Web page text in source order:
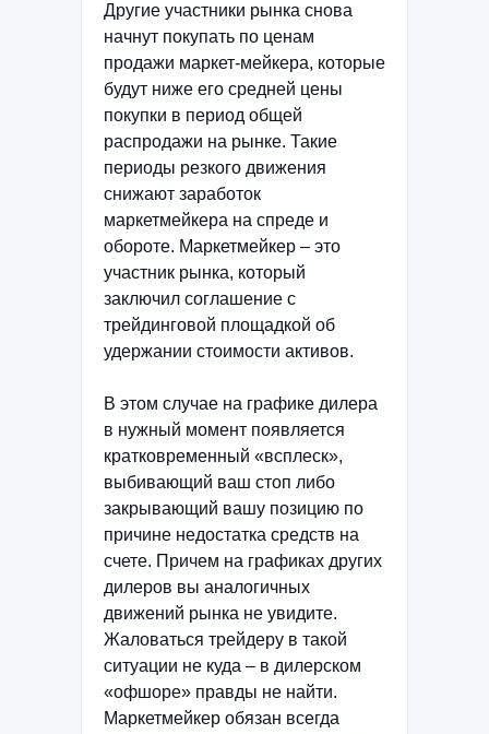
Другие участники рынка снова
начнут покупать по ценам
продажи маркет-мейкера, которые
будут ниже его средней цены
покупки в период общей
распродажи на рынке. Такие
периоды резкого движения
снижают заработок
маркетмейкера на спреде и
обороте. Маркетмейкер – это
участник рынка, который
заключил соглашение с
трейдинговой площадкой об
удержании стоимости активов.
В этом случае на графике дилера
в нужный момент появляется
кратковременный «всплеск»,
выбивающий ваш стоп либо
закрывающий вашу позицию по
причине недостатка средств на
счете. Причем на графиках других
дилеров вы аналогичных
движений рынка не увидите.
Жаловаться трейдеру в такой
ситуации не куда – в дилерском
«офшоре» правды не найти.
Маркетмейкер обязан всегда